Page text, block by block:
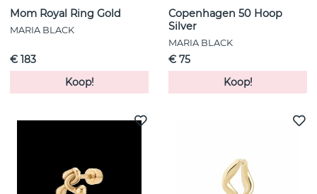
Mom Royal Ring Gold
MARIA BLACK
€ 183
Koop!
Copenhagen 50 Hoop
Silver
MARIA BLACK
€ 75
Koop!